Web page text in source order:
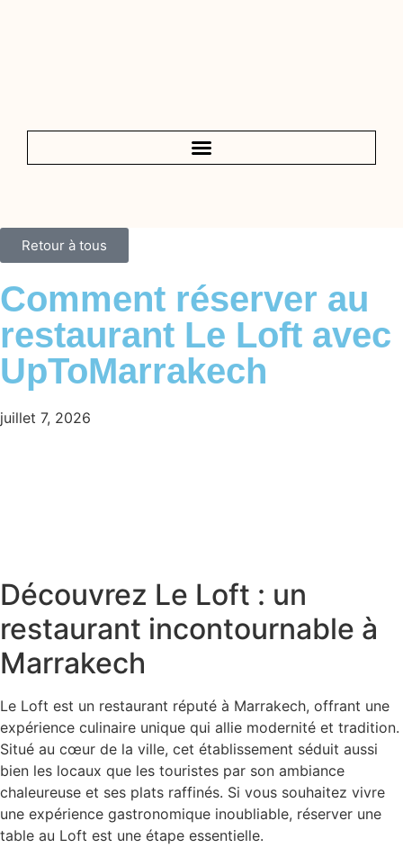
Retour à tous
Comment réserver au
restaurant Le Loft avec
UpToMarrakech
juillet 7, 2026
Découvrez Le Loft : un
restaurant incontournable à
Marrakech
Le Loft est un restaurant réputé à Marrakech, offrant une
expérience culinaire unique qui allie modernité et tradition.
Situé au cœur de la ville, cet établissement séduit aussi
bien les locaux que les touristes par son ambiance
chaleureuse et ses plats raffinés. Si vous souhaitez vivre
une expérience gastronomique inoubliable, réserver une
table au Loft est une étape essentielle.